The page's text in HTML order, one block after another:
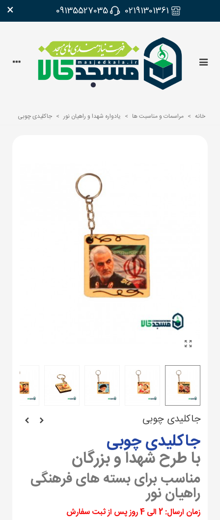
02191301361
09135527035
×
خانه > مراسمات و مناسبت ها > یادواره شهدا و راهیان نور > جاکلیدی چوبی
جاکلیدی چوبی
جاکلیدی چوبی
با طرح شهدا و بزرگان
مناسب برای بسته های فرهنگی
راهیان نور
زمان ارسال: 2 الی 4 روز پس از ثبت سفارش